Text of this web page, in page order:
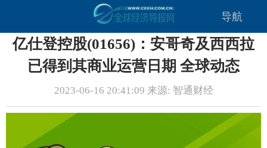
导航
亿仕登控股(01656)：安哥奇及西西拉
已得到其商业运营日期 全球动态
2023-06-16 20:41:09 来源: 智通财经